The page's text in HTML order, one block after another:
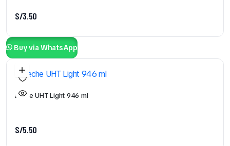
S/3.50
Buy via WhatsApp
Leche UHT Light 946 ml
S/5.50